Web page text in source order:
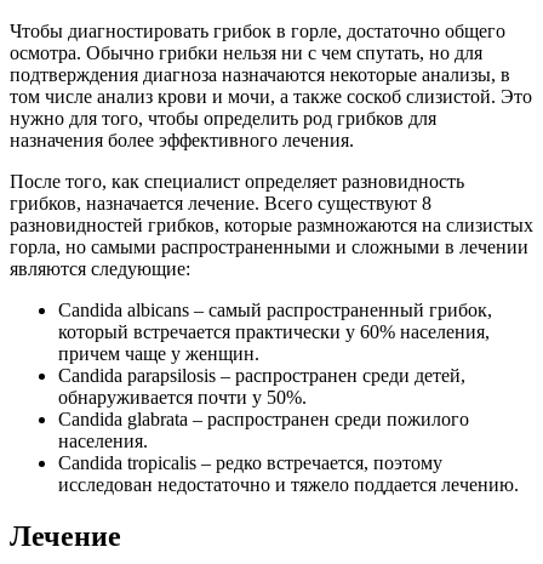
Чтобы диагностировать грибок в горле, достаточно общего
осмотра. Обычно грибки нельзя ни с чем спутать, но для
подтверждения диагноза назначаются некоторые анализы, в
том числе анализ крови и мочи, а также соскоб слизистой. Это
нужно для того, чтобы определить род грибков для
назначения более эффективного лечения.
После того, как специалист определяет разновидность
грибков, назначается лечение. Всего существуют 8
разновидностей грибков, которые размножаются на слизистых
горла, но самыми распространенными и сложными в лечении
являются следующие:
Candida albicans – самый распространенный грибок,
который встречается практически у 60% населения,
причем чаще у женщин.
Candida parapsilosis – распространен среди детей,
обнаруживается почти у 50%.
Candida glabrata – распространен среди пожилого
населения.
Candida tropicalis – редко встречается, поэтому
исследован недостаточно и тяжело поддается лечению.
Лечение